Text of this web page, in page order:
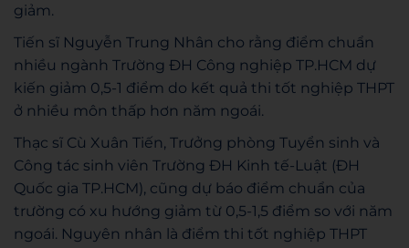
giảm.
Tiến sĩ Nguyễn Trung Nhân cho rằng điểm chuẩn
nhiều ngành Trường ĐH Công nghiệp TP.HCM dự
kiến giảm 0,5-1 điểm do kết quả thi tốt nghiệp THPT
ở nhiều môn thấp hơn năm ngoái.
Thạc sĩ Cù Xuân Tiến, Trưởng phòng Tuyển sinh và
Công tác sinh viên Trường ĐH Kinh tế-Luật (ĐH
Quốc gia TP.HCM), cũng dự báo điểm chuẩn của
trường có xu hướng giảm từ 0,5-1,5 điểm so với năm
ngoái. Nguyên nhân là điểm thi tốt nghiệp THPT